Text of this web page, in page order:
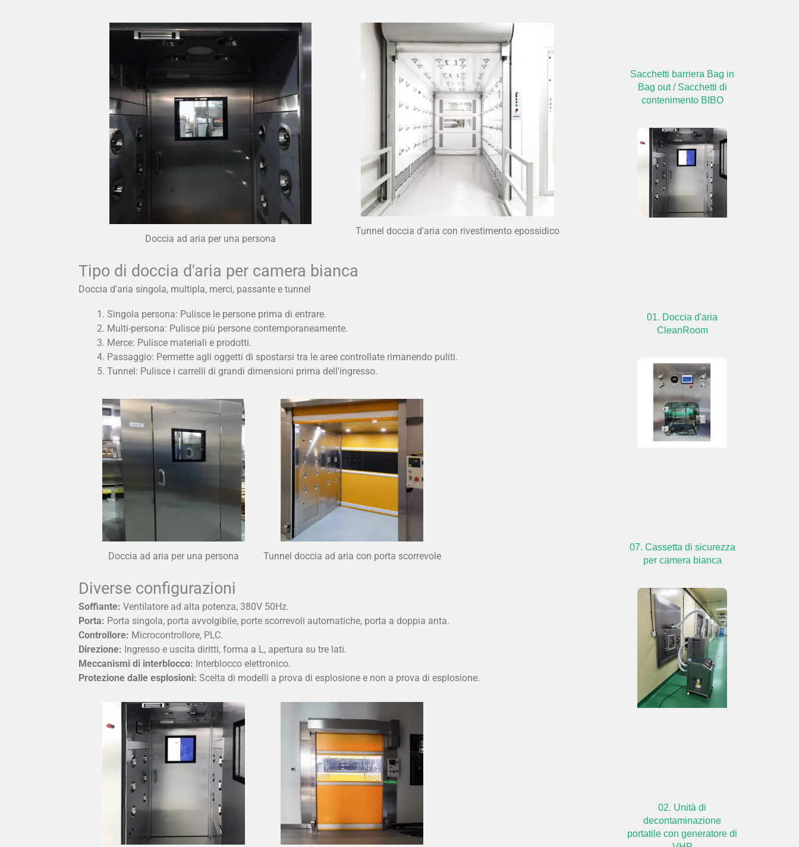
Doccia ad aria per una persona
Tunnel doccia d'aria con rivestimento epossidico
Tipo di doccia d'aria per camera bianca
Doccia d'aria singola, multipla, merci, passante e tunnel
Singola persona: Pulisce le persone prima di entrare.
Multi-persona: Pulisce più persone contemporaneamente.
Merce: Pulisce materiali e prodotti.
Passaggio: Permette agli oggetti di spostarsi tra le aree controllate rimanendo puliti.
Tunnel: Pulisce i carrelli di grandi dimensioni prima dell'ingresso.
Doccia ad aria per una persona Tunnel doccia ad aria con porta scorrevole
Diverse configurazioni
Soffiante: Ventilatore ad alta potenza, 380V 50Hz.
Porta: Porta singola, porta avvolgibile, porte scorrevoli automatiche, porta a doppia anta.
Controllore: Microcontrollore, PLC.
Direzione: Ingresso e uscita diritti, forma a L, apertura su tre lati.
Meccanismi di interblocco: Interblocco elettronico.
Protezione dalle esplosioni: Scelta di modelli a prova di esplosione e non a prova di esplosione.
Sacchetti barriera Bag in
Bag out / Sacchetti di
contenimento BIBO
01. Doccia d'aria
CleanRoom
07. Cassetta di sicurezza
per camera bianca
02. Unità di
decontaminazione
portatile con generatore di